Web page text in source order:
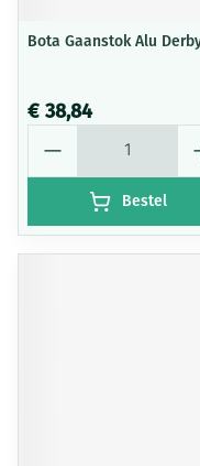
Bota Gaanstok Alu
€ 38,84
Bestel